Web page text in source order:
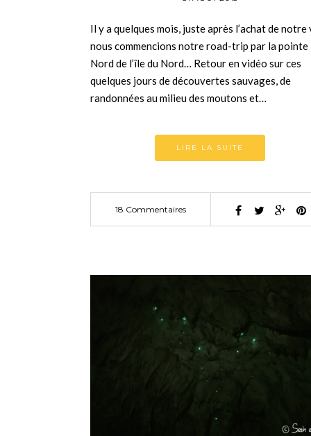
Il y a quelques mois, juste après l’achat de notre
nous commencions notre road-trip par la pointe
Nord de l’île du Nord… Retour en vidéo sur ces
quelques jours de découvertes sauvages, de
randonnées au milieu des moutons et…
LIRE LA SUITE
18 Commentaires